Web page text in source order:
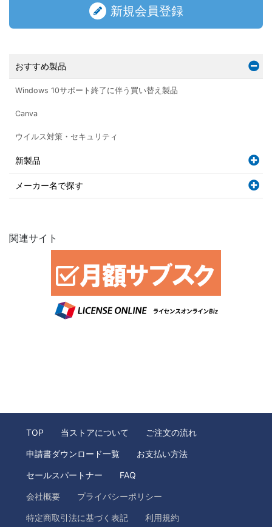
新規会員登録
おすすめ製品
Windows 10サポート終了に伴う買い替え製品
Canva
ウイルス対策・セキュリティ
新製品
メーカー名で探す
関連サイト
TOP 当ストアについて ご注文の流れ
申請書ダウンロード一覧 お支払い方法
セールスパートナー FAQ
会社概要 プライバシーポリシー
特定商取引法に基づく表記 利用規約